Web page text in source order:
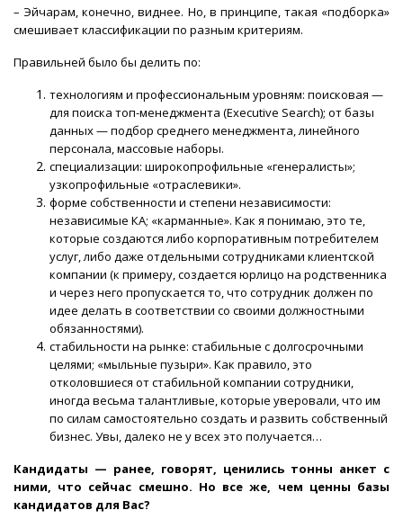
– Эйчарам, конечно, виднее. Но, в принципе, такая «подборка»
смешивает классификации по разным критериям.
Правильней было бы делить по:
технологиям и профессиональным уровням: поисковая —
для поиска топ-менеджмента (Executive Search); от базы
данных — подбор среднего менеджмента, линейного
персонала, массовые наборы.
специализации: широкопрофильные «генералисты»;
узкопрофильные «отраслевики».
форме собственности и степени независимости:
независимые КА; «карманные». Как я понимаю, это те,
которые создаются либо корпоративным потребителем
услуг, либо даже отдельными сотрудниками клиентской
компании (к примеру, создается юрлицо на родственника
и через него пропускается то, что сотрудник должен по
идее делать в соответствии со своими должностными
обязанностями).
стабильности на рынке: стабильные с долгосрочными
целями; «мыльные пузыри». Как правило, это
отколовшиеся от стабильной компании сотрудники,
иногда весьма талантливые, которые уверовали, что им
по силам самостоятельно создать и развить собственный
бизнес. Увы, далеко не у всех это получается…
Кандидаты — ранее, говорят, ценились тонны анкет с
ними, что сейчас смешно. Но все же, чем ценны базы
кандидатов для Вас?